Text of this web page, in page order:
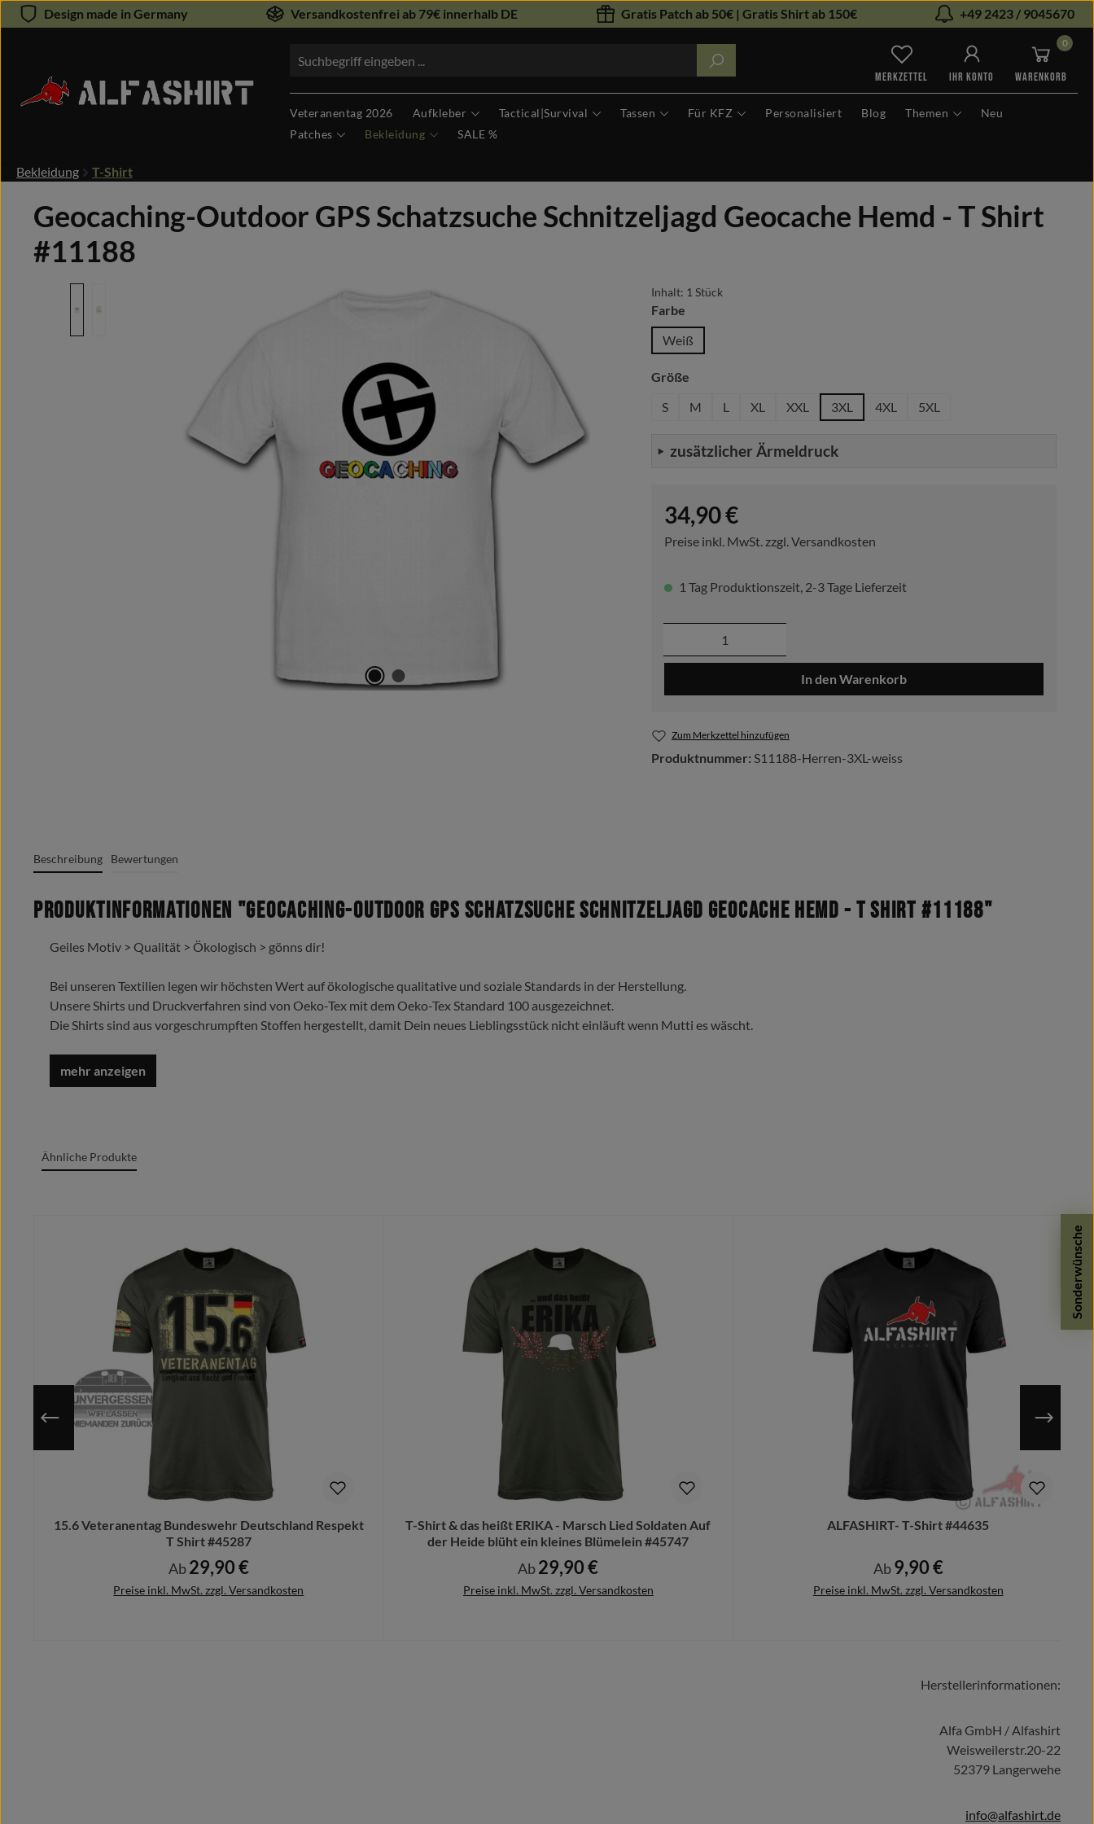
Hauptinhalt springen
Zur Suche springen
Design made in Germany Versandkostenfrei ab 79€ innerhalb DE Gratis Patch ab 50€ | Gratis Shirt ab 150€ +49 2423 / 9045670
Du hast 0 Produkte auf dem
MERKZETTEL IHR KONTO
0
WARENKORB
Veteranentag 2026 Aufkleber Tactical|Survival Tassen Für KFZ Personalisiert Blog Themen
Neu
Patches
Bekleidung SALE %
Bekleidung T-Shirt
Geocaching-Outdoor GPS Schatzsuche Schnitzeljagd Geocache Hemd - T Shirt
#11188
Inhalt: 1 Stück
Farbeauswählen
Weiß
Größeauswählen
S
M L XL XXL 3XL 4XL 5XL
zusätzlicher Ärmeldruck
Regulärer Preis:
34,90 €
Preise inkl. MwSt. zzgl. Versandkosten
1 Tag Produktionszeit, 2-3 Tage Lieferzeit
Produkt Anzahl: Gib den gewünschten Wert ein
In den Warenkorb
Zum Merkzettel hinzufügen
Produktnummer: S11188-Herren-3XL-weiss
Sonderwünsche
Beschreibung Bewertungen
Produktinformationen "Geocaching-Outdoor GPS Schatzsuche Schnitzeljagd Geocache Hemd - T Shirt #11188"
Geiles Motiv > Qualität > Ökologisch > gönns dir!
Bei unseren Textilien legen wir höchsten Wert auf ökologische qualitative und soziale Standards in der Herstellung.
Unsere Shirts und Druckverfahren sind von Oeko-Tex mit dem Oeko-Tex Standard 100 ausgezeichnet.
Die Shirts sind aus vorgeschrumpften Stoffen hergestellt, damit Dein neues Lieblingsstück nicht einläuft wenn Mutti es wäscht.
Trage es liebe es lebe es !
100% Baumwolle/cotton/coton(m.)/Algodón
Moderner zeitgemäßer Schnitt
Optimale Wärmeübertragung, angenehmes Tragegefühl
Extrem glatte und fusselfreie Oberfläche
Kragenband im Nacken für cleanes Finish
Individuell auf deine ausgewählte Größe gedruckt
Nutze die hinterlegte Größentabelle um sicher zu gehen, dass du die richtige Größe wählst.
Da das Motiv erst nach Bestelleingang auf deine gewählte Größe gedruckt wird, ist ein Umtausch nur aus Qualitätsmängeln möglich.
Du hast eine bessere/eigene Idee?
Schicke uns Deinen Motivwunsch vorab und wir designen Deinen Produktvorschlag kostenlos.
Bitte beachte hierbei, dass nach dem Kauf keine Änderungen mehr vorgenommen werden können.
Ähnliche Produkte
15.6 Veteranentag Bundeswehr Deutschland Respekt
T Shirt #45287
Regulärer Preis:
Ab29,90 €
Preise inkl. MwSt. zzgl. Versandkosten
T-Shirt & das heißt ERIKA - Marsch Lied Soldaten Auf
der Heide blüht ein kleines Blümelein #45747
Regulärer Preis:
Ab29,90 €
Preise inkl. MwSt. zzgl. Versandkosten
ALFASHIRT- T-Shirt #44635
Regulärer Preis:
Ab9,90 €
Preise inkl. MwSt. zzgl. Versandkosten
DetailsHerstellerinformationen:
Alfa GmbH / Alfashirt
Weisweilerstr.20-22
52379 Langerwehe
info@alfashirt.de